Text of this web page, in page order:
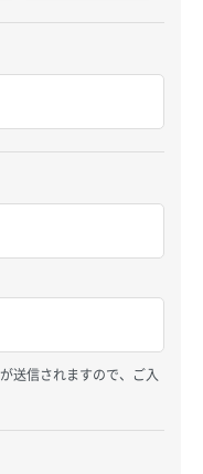
送信されますので、ご入